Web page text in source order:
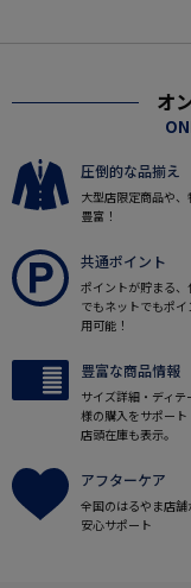
オ
圧倒的な品揃え
大型店限定商品や
豊富！
共通ポイント
ポイントが貯まる
でもネットでもポ
用可能！
豊富な商品情報
サイズ詳細・ディ
様の購入をサポート
店頭在庫も表示。
アフターケア
全国のはるやま店舗
安心サポート